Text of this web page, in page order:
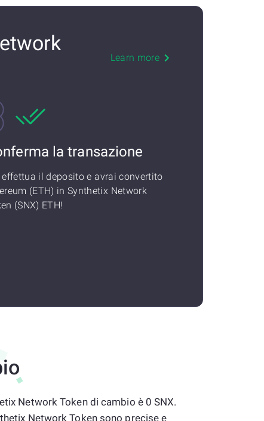
Learn more
la transazione
effettua il deposito e avrai convertito
(ETH) in Synthetix Network
(SNX) ETH!
Network Token di cambio è 0 SNX.
Network Token sono precise e